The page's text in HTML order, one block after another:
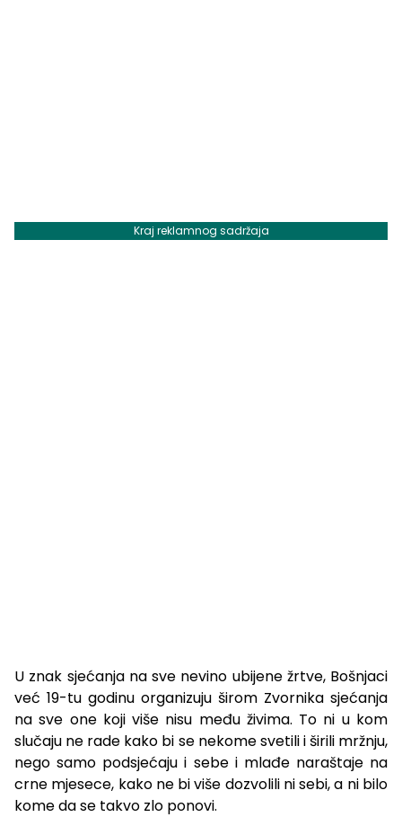
Kraj reklamnog sadržaja
U znak sjećanja na sve nevino ubijene žrtve, Bošnjaci
već 19-tu godinu organizuju širom Zvornika sjećanja
na sve one koji više nisu među živima. To ni u kom
slučaju ne rade kako bi se nekome svetili i širili mržnju,
nego samo podsjećaju i sebe i mlađe naraštaje na
crne mjesece, kako ne bi više dozvolili ni sebi, a ni bilo
kome da se takvo zlo ponovi.